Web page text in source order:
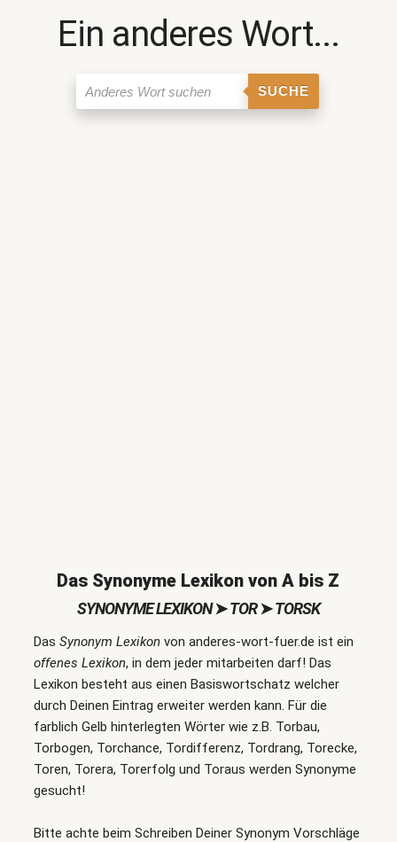
Ein anderes Wort...
SUCHE
Das Synonyme Lexikon von A bis Z
SYNONYME LEXIKON➤TOR➤TORSK
Das Synonym Lexikonvon anderes-wort-fuer.de ist ein
offenes Lexikon, in dem jeder mitarbeiten darf! Das
Lexikon besteht aus einen Basiswortschatz welcher
durch Deinen Eintrag erweiter werden kann. Für die
farblich Gelb hinterlegten Wörter wie z.B. Torbau,
Torbogen, Torchance, Tordifferenz, Tordrang, Torecke,
Toren, Torera, Torerfolg und Toraus werden Synonyme
gesucht!
Bitte achte beim Schreiben Deiner Synonym Vorschläge